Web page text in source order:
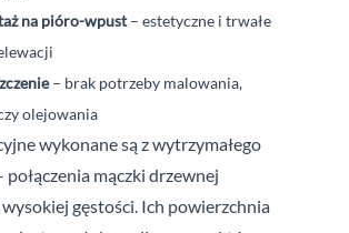
na pióro-wpust– estetyczne i trwałe
– brak potrzeby malowania,
olejowania
wykonane są z wytrzymałego
mączki drzewnej
gęstości. Ich powierzchnia